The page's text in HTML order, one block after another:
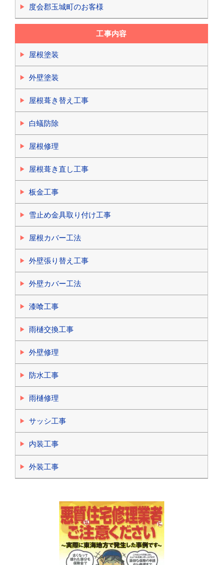
度会郡玉城町のお客様
工事内容
屋根塗装
外壁塗装
屋根葺き替え工事
白蟻防除
屋根修理
屋根葺き直し工事
板金工事
雪止め金具取り付け工事
屋根カバー工法
外壁張り替え工事
外壁カバー工法
漆喰工事
雨樋交換工事
外壁修理
防水工事
雨樋修理
サッシ工事
内装工事
外装工事